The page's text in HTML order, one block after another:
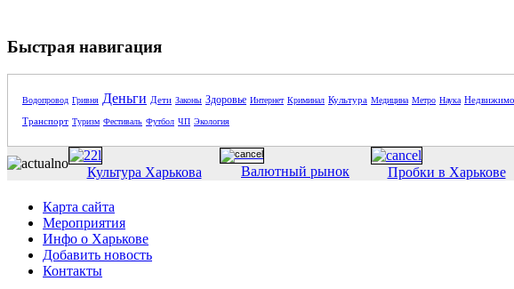
Быстрая навигация
Водопровод Гривня Деньги Дети Законы Здоровье Интернет Криминал Культура Медицина Метро Наука
Транспорт Туризм Фестиваль Футбол ЧП Экология
Культура Харькова Валютный рынок Пробки в Харькове
Карта сайта
Мероприятия
Инфо о Харькове
Добавить новость
Контакты